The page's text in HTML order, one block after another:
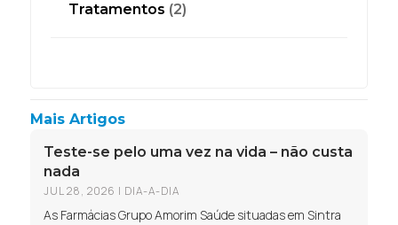
Tratamentos (2)
Mais Artigos
Teste-se pelo uma vez na vida – não custa
nada
JUL 28, 2026 | DIA-A-DIA
As Farmácias Grupo Amorim Saúde situadas em Sintra